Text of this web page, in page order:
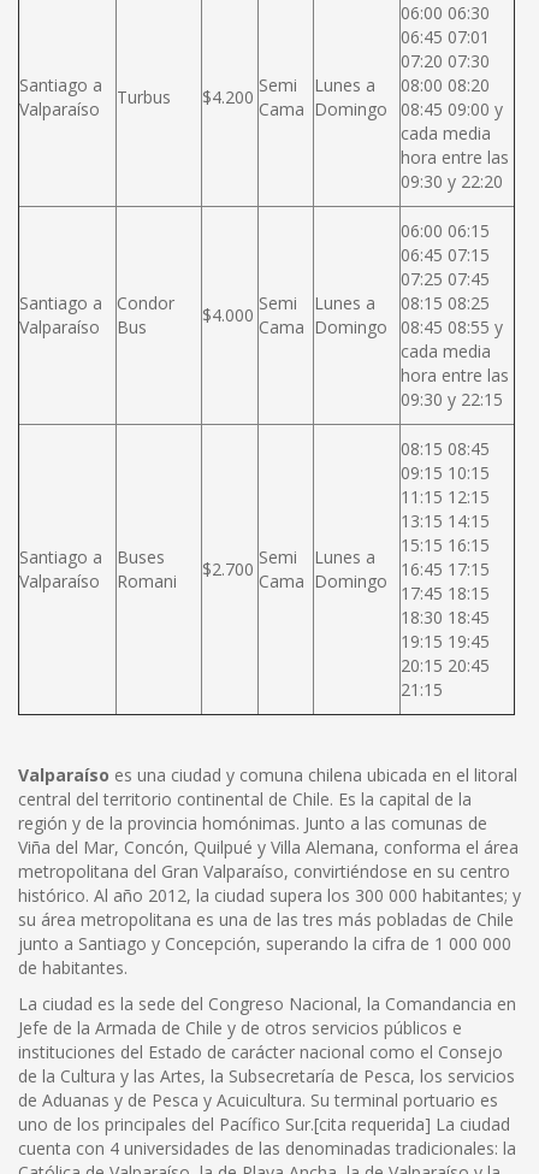
Santiago a
Valparaíso
Turbus $4.200
Semi
Cama
Lunes a
Domingo
06:00 06:30
06:45 07:01
07:20 07:30
08:00 08:20
08:45 09:00 y
cada media
hora entre las
09:30 y 22:20
Santiago a
Valparaíso
Condor
Bus
$4.000
Semi
Cama
Lunes a
Domingo
06:00 06:15
06:45 07:15
07:25 07:45
08:15 08:25
08:45 08:55 y
cada media
hora entre las
09:30 y 22:15
Santiago a
Valparaíso
Buses
Romani
$2.700
Semi
Cama
Lunes a
Domingo
08:15 08:45
09:15 10:15
11:15 12:15
13:15 14:15
15:15 16:15
16:45 17:15
17:45 18:15
18:30 18:45
19:15 19:45
20:15 20:45
21:15
Valparaíso es una ciudad y comuna chilena ubicada en el litoral
central del territorio continental de Chile. Es la capital de la
región y de la provincia homónimas. Junto a las comunas de
Viña del Mar, Concón, Quilpué y Villa Alemana, conforma el área
metropolitana del Gran Valparaíso, convirtiéndose en su centro
histórico. Al año 2012, la ciudad supera los 300 000 habitantes; y
su área metropolitana es una de las tres más pobladas de Chile
junto a Santiago y Concepción, superando la cifra de 1 000 000
de habitantes.
La ciudad es la sede del Congreso Nacional, la Comandancia en
Jefe de la Armada de Chile y de otros servicios públicos e
instituciones del Estado de carácter nacional como el Consejo
de la Cultura y las Artes, la Subsecretaría de Pesca, los servicios
de Aduanas y de Pesca y Acuicultura. Su terminal portuario es
uno de los principales del Pacífico Sur.[cita requerida] La ciudad
cuenta con 4 universidades de las denominadas tradicionales: la